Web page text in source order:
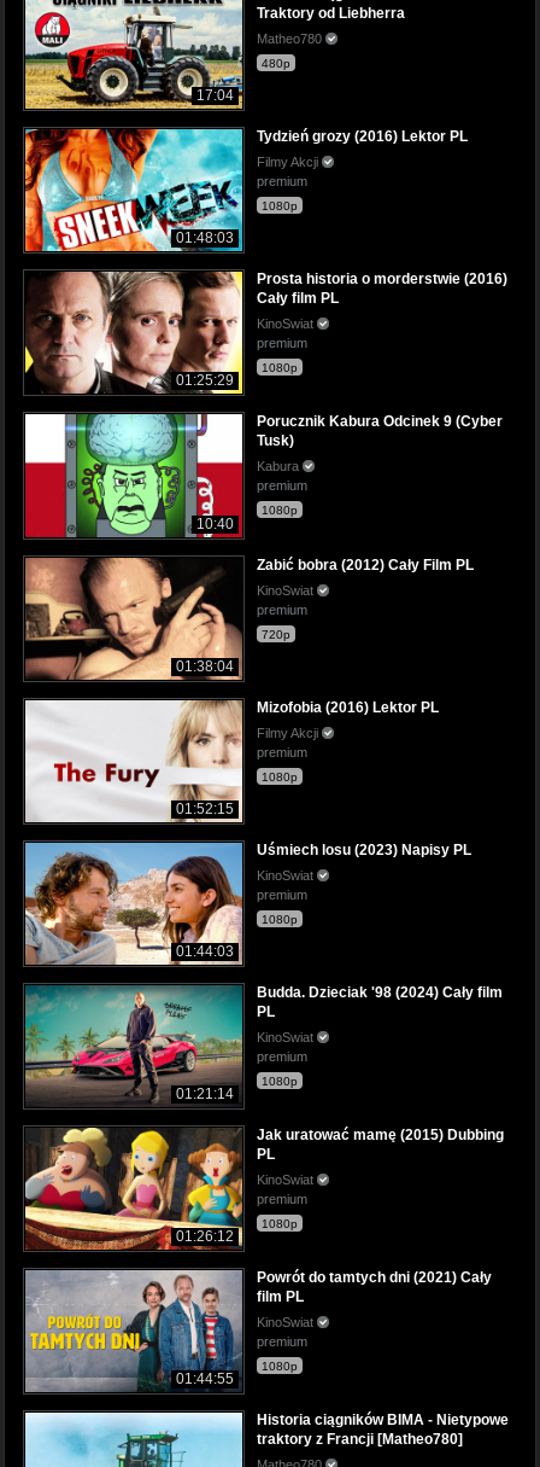
17:04
Traktory od Liebherra
Matheo780
480p
01:48:03
Tydzień grozy (2016) Lektor PL
Filmy Akcji
premium
1080p
01:25:29
Prosta historia o morderstwie (2016)
Cały film PL
KinoSwiat
premium
1080p
10:40
Porucznik Kabura Odcinek 9 (Cyber
Tusk)
Kabura
premium
1080p
01:38:04
Zabić bobra (2012) Cały Film PL
KinoSwiat
premium
720p
01:52:15
Mizofobia (2016) Lektor PL
Filmy Akcji
premium
1080p
01:44:03
Uśmiech losu (2023) Napisy PL
KinoSwiat
premium
1080p
01:21:14
Budda. Dzieciak '98 (2024) Cały film
PL
KinoSwiat
premium
1080p
01:26:12
Jak uratować mamę (2015) Dubbing
PL
KinoSwiat
premium
1080p
01:44:55
Powrót do tamtych dni (2021) Cały
film PL
KinoSwiat
premium
1080p
Historia ciągników BIMA - Nietypowe
traktory z Francji [Matheo780]